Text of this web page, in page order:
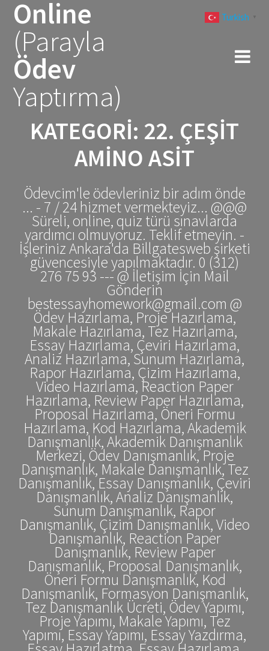
Online
(Parayla
Ödev
Yaptırma)
KATEGORI: 22. ÇEŞIT
AMINO ASIT
Ödevcim'le ödevleriniz bir adım önde
... - 7 / 24 hizmet vermekteyiz... @@@
Süreli, online, quiz türü sınavlarda
yardımcı olmuyoruz. Teklif etmeyin. -
İşleriniz Ankara'da Billgatesweb şirketi
güvencesiyle yapılmaktadır. 0 (312)
276 75 93 --- @ İletişim İçin Mail
Gönderin
bestessayhomework@gmail.com @
Ödev Hazırlama, Proje Hazırlama,
Makale Hazırlama, Tez Hazırlama,
Essay Hazırlama, Çeviri Hazırlama,
Analiz Hazırlama, Sunum Hazırlama,
Rapor Hazırlama, Çizim Hazırlama,
Video Hazırlama, Reaction Paper
Hazırlama, Review Paper Hazırlama,
Proposal Hazırlama, Öneri Formu
Hazırlama, Kod Hazırlama, Akademik
Danışmanlık, Akademik Danışmanlık
Merkezi, Ödev Danışmanlık, Proje
Danışmanlık, Makale Danışmanlık, Tez
Danışmanlık, Essay Danışmanlık, Çeviri
Danışmanlık, Analiz Danışmanlık,
Sunum Danışmanlık, Rapor
Danışmanlık, Çizim Danışmanlık, Video
Danışmanlık, Reaction Paper
Danışmanlık, Review Paper
Danışmanlık, Proposal Danışmanlık,
Öneri Formu Danışmanlık, Kod
Danışmanlık, Formasyon Danışmanlık,
Tez Danışmanlık Ücreti, Ödev Yapımı,
Proje Yapımı, Makale Yapımı, Tez
Yapımı, Essay Yapımı, Essay Yazdırma,
Turkish ▼